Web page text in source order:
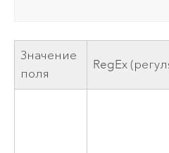
Значение
поля
RegEx